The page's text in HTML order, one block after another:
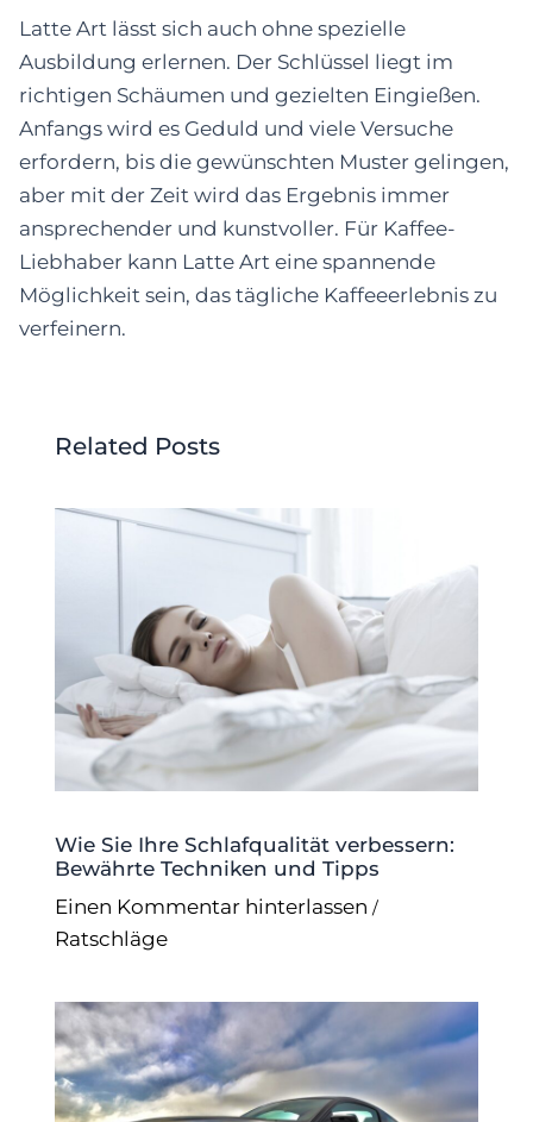
Latte Art lässt sich auch ohne spezielle
Ausbildung erlernen. Der Schlüssel liegt im
richtigen Schäumen und gezielten Eingießen.
Anfangs wird es Geduld und viele Versuche
erfordern, bis die gewünschten Muster gelingen,
aber mit der Zeit wird das Ergebnis immer
ansprechender und kunstvoller. Für Kaffee-
Liebhaber kann Latte Art eine spannende
Möglichkeit sein, das tägliche Kaffeeerlebnis zu
verfeinern.
Related Posts
Wie Sie Ihre Schlafqualität verbessern:
Bewährte Techniken und Tipps
Einen Kommentar hinterlassen /
Ratschläge